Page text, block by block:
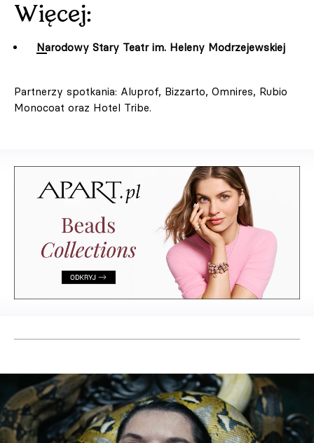
Więcej:
Narodowy Stary Teatr im. Heleny Modrzejewskiej
Partnerzy spotkania: Aluprof, Bizzarto, Omnires, Rubio
Monocoat oraz Hotel Tribe.